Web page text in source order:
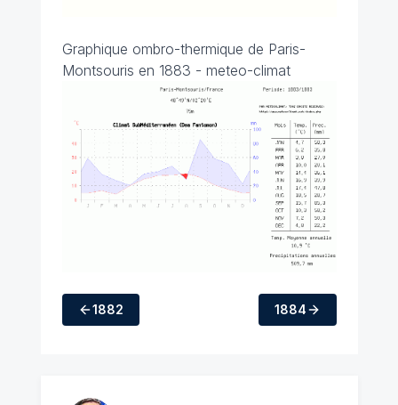
Graphique ombro-thermique de Paris-
Montsouris en 1883 - meteo-climat
1882 1884